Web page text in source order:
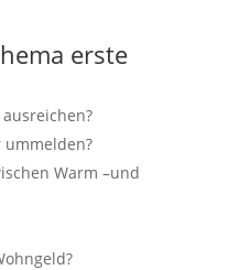
erste
ummelden?
Warm –und